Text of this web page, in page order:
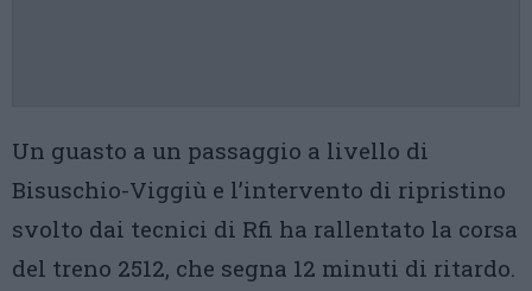
Un guasto a un passaggio a livello di
Bisuschio-Viggiù e l’intervento di ripristino
svolto dai tecnici di Rfi ha rallentato la corsa
del treno 2512, che segna 12 minuti di ritardo.